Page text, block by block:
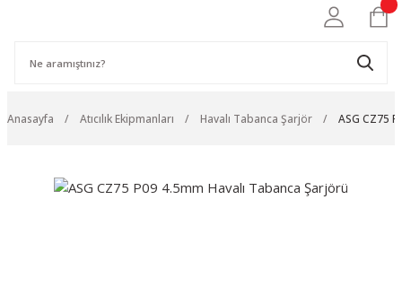
Anasayfa Atıcılık Ekipmanları Havalı Tabanca Şarjör ASG CZ75